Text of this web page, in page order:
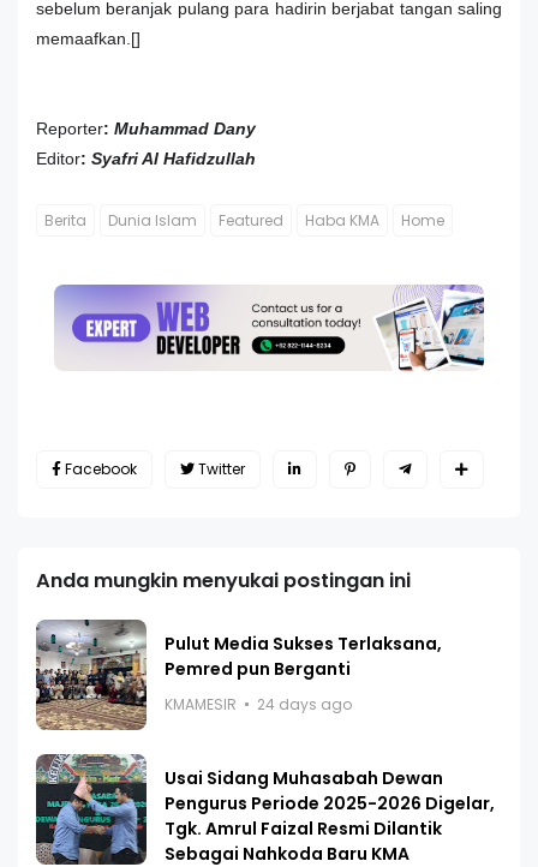
sebelum beranjak pulang para hadirin berjabat tangan saling
memaafkan.[]
Reporter: Muhammad Dany
Editor: Syafri Al Hafidzullah
Berita Dunia Islam Featured Haba KMA Home
Facebook Twitter
Anda mungkin menyukai postingan ini
Pulut Media Sukses Terlaksana,
Pemred pun Berganti
KMAMESIR 24 days ago
Usai Sidang Muhasabah Dewan
Pengurus Periode 2025-2026 Digelar,
Tgk. Amrul Faizal Resmi Dilantik
Sebagai Nahkoda Baru KMA